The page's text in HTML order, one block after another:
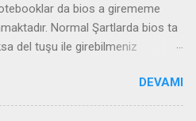
da bios a girememe
Normal Şartlarda bios ta
del tuşu ile girebilmeniz
Biosa girme videosu izleyin
olmayı unutmayın
DEVAMI